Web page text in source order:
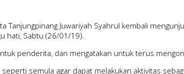
Tanjungpinang Juwariyah Syahrul kembali
hati, Sabtu (26/01/19).
penderita, dan mengatakan untuk terus
semula agar dapat melakukan aktivitas